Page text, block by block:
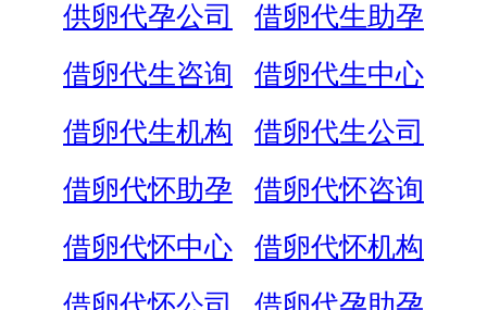
供卵代孕公司
借卵代生助孕
借卵代生咨询
借卵代生中心
借卵代生机构
借卵代生公司
借卵代怀助孕
借卵代怀咨询
借卵代怀中心
借卵代怀机构